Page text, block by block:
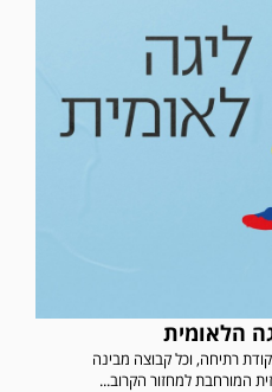
רתיחה, וכל קבוצה מבינה
המורחבת למחזור הקרוב...